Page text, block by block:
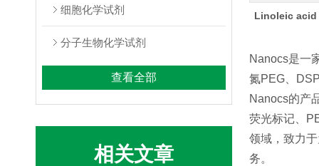
细胞化学试剂
分子生物化学试剂
查看全部
相关文章
Linoleic acid
Nanocs是一
氮PEG、
Nanocs的产
荧光标记、
领域，致力
务。